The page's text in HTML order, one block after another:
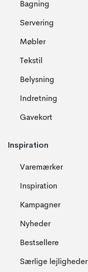
Bagning
Servering
Møbler
Tekstil
Belysning
Indretning
Gavekort
Inspiration
Varemærker
Inspiration
Kampagner
Nyheder
Bestsellere
Særlige lejligheder